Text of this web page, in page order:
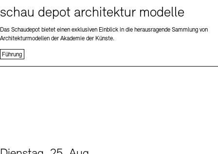
schau depot architektur modelle
Das Schaudepot bietet einen exklusiven Einblick in die herausragende Sammlung von
Architekturmodellen der Akademie der Künste.
Führung